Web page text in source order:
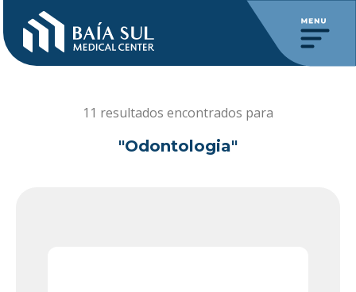
11 resultados encontrados para
"Odontologia"